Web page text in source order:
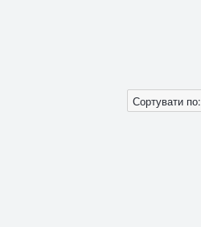
Сортувати по: